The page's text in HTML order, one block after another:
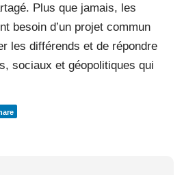
Plus que jamais, les
besoin d’un projet commun
les différends et de répondre
sociaux et géopolitiques qui